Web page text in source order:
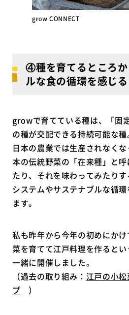
grow CONNECT
④種を育てるところ
ルな食の循環を感じる
growで育てている種は、「固
の種が交配できる持続可能な種
日本の農業では生産されなく
本の伝統野菜の「在来種」と
たり、それを味わってみたり
システムやサステナブルな循
ます。
私も昨年から今年の初めにか
菜を育てて江戸料理を作ると
一緒に開催しました。
（過去の取り組み： 江戸の小
プ ）